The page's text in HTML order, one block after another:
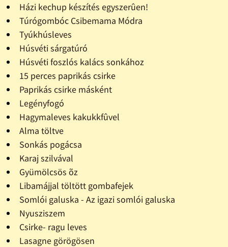
Házi kechup készítés egyszerûen!
Túrógombóc Csibemama Módra
Tyúkhúsleves
Húsvéti sárgatúró
Húsvéti foszlós kalács sonkához
15 perces paprikás csirke
Paprikás csirke másként
Legényfogó
Hagymaleves kakukkfûvel
Alma töltve
Sonkás pogácsa
Karaj szilvával
Gyümölcsös õz
Libamájjal töltött gombafejek
Somlói galuska - Az igazi somlói galuska
Nyusziszem
Csirke- ragu leves
Lasagne görögösen